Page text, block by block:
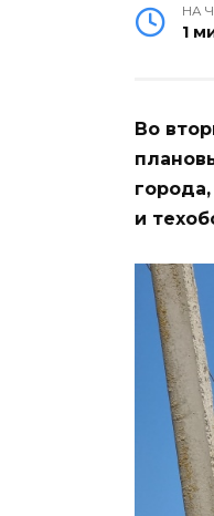
НА
1
Во
и